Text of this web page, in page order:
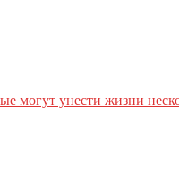
унести жизни